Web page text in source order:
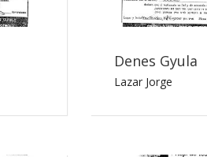
Denes Gyula
Lazar Jorge